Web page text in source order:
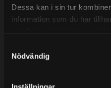
Dessa kan i sin tur
information som du har
Nödvändig
Tel:031- 51 66 60